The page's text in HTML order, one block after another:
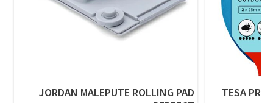
JORDAN MALEPUTE ROLLING PAD
TESA